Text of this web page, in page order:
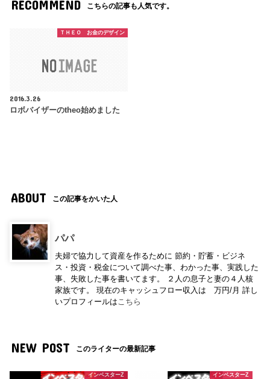
RECOMMEND こちらの記事も人気です。
ＴＨＥＯ お金のデザイン
2016.3.26
ロボバイザーのtheo始めました
ABOUT この記事をかいた人
パパ
夫婦で協力して資産を作るために 節約・貯蓄・ビジネ
ス・投資・税金について調べた事、わかった事、実践した
事、失敗した事を書いてます。 ２人の息子と妻の４人核
家族です。 現在のキャッシュフロー収入は 万円/月 詳し
いプロフィールはこちら
NEW POST このライターの最新記事
インベスターZ インベスターZ